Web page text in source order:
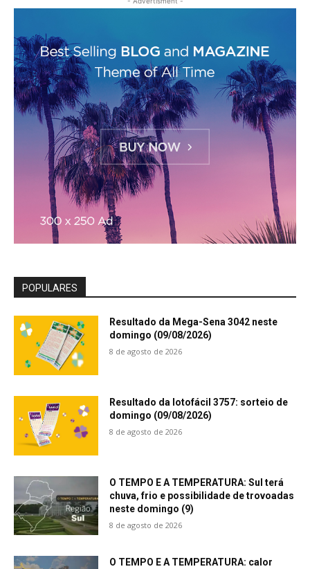
POPULARES
Resultado da Mega-Sena 3042 neste
domingo (09/08/2026)
8 de agosto de 2026
Resultado da lotofácil 3757: sorteio de
domingo (09/08/2026)
8 de agosto de 2026
O TEMPO E A TEMPERATURA: Sul terá
chuva, frio e possibilidade de trovoadas
neste domingo (9)
8 de agosto de 2026
O TEMPO E A TEMPERATURA: calor